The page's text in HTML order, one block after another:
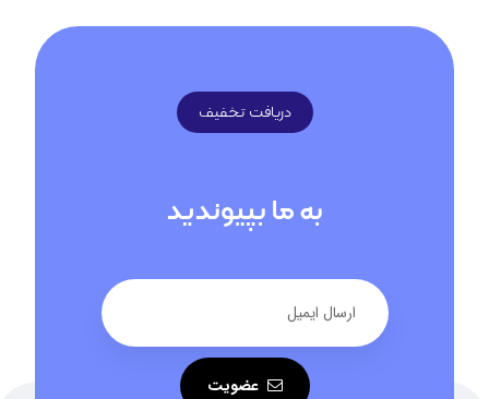
دریافت تخفیف
به ما بپیوندید
عضویت